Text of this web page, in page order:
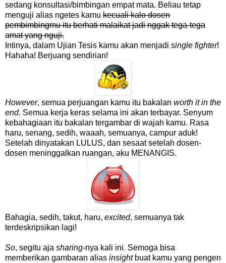
sedang konsultasi/bimbingan empat mata. Beliau tetap
menguji alias ngetes kamu kecuali kalo dosen
pembimbingmu itu berhati malaikat jadi nggak tega-tega
amat yang nguji.
Intinya, dalam Ujian Tesis kamu akan menjadi single fighter!
Hahaha! Berjuang sendirian!
However, semua perjuangan kamu itu bakalan worth it in the
end. Semua kerja keras selama ini akan terbayar. Senyum
kebahagiaan itu bakalan tergambar di wajah kamu. Rasa
haru, senang, sedih, waaah, semuanya, campur aduk!
Setelah dinyatakan LULUS, dan sesaat setelah dosen-
dosen meninggalkan ruangan, aku MENANGIS.
Bahagia, sedih, takut, haru, excited, semuanya tak
terdeskripsikan lagi!
So, segitu aja sharing-nya kali ini. Semoga bisa
memberikan gambaran alias insightbuat kamu yang pengen